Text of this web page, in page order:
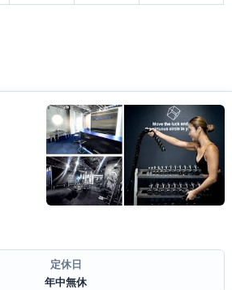
定休日
年中無休